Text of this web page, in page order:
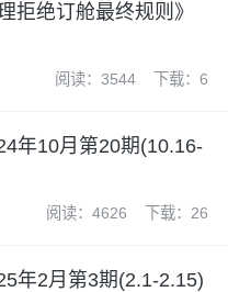
拒绝订舱最终规则》
阅读：3544 下载：6
年10月第20期(10.16-
阅读：4626 下载：26
年2月第3期(2.1-2.15)